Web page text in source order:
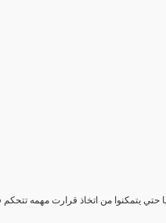
حتي يتمكنوا من اتخاذ قرارت مهمه